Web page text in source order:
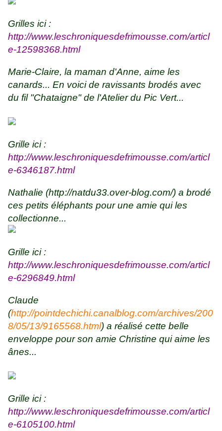
Grilles ici :
http://www.leschroniquesdefrimousse.com/articl
e-12598368.html
Marie-Claire, la maman d'Anne, aime les
canards... En voici de ravissants brodés avec
du fil "Chataigne" de l'Atelier du Pic Vert...
Grille ici :
http://www.leschroniquesdefrimousse.com/articl
e-6346187.html
Nathalie (http://natdu33.over-blog.com/) a brodé
ces petits éléphants pour une amie qui les
collectionne...
Grille ici :
http://www.leschroniquesdefrimousse.com/articl
e-6296849.html
Claude
(http://pointdechichi.canalblog.com/archives/200
8/05/13/9165568.html) a réalisé cette belle
enveloppe pour son amie Christine qui aime les
ânes...
Grille ici :
http://www.leschroniquesdefrimousse.com/articl
e-6105100.html